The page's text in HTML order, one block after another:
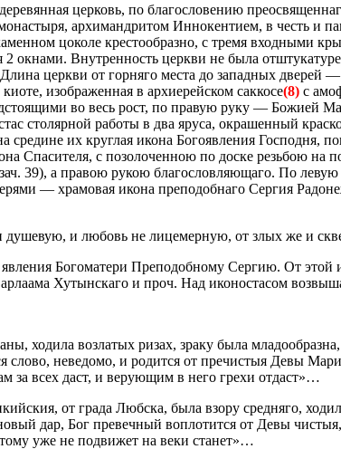
церковь, по благословению
архимандритом Иннокентием, в честь и
цоколе крестообразно, с тремя входными
2 окнами. Внутренность церкви не была
церкви от горняго места до западных
изображенная в архиерейском саккосе(8) с
во весь рост, по правую руку —
столярной работы в два яруса, окрашенный
средине их круглая икона Богоявления
Спасителя, с позолоченною по доске резьбою на
39), а правою рукою благословляющаго. По
— храмовая икона преподобнаго Сергия
душевую, и любовь не лицемерную, от злых же и
Богоматери Преподобному Сергию. От
Хутынскаго и проч. Над иконостасом
ходила возлатых ризах, зраку была
слово, неведомо, и родится от пречистыя Девы
за всех даст, и верующим в него грехи отдаст»…
от града Любска, была взору средняго,
дар, Бог превечный воплотится от Девы
уже не подвижет на веки станет»…